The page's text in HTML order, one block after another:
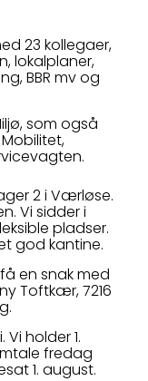
23 kollegaer,
lokalplaner,
BBR mv og
som også
2 i Værløse.
Vi sidder i
pladser.
god kantine.
en snak med
Toftkær, 7216
holder 1.
fredag
1. august.